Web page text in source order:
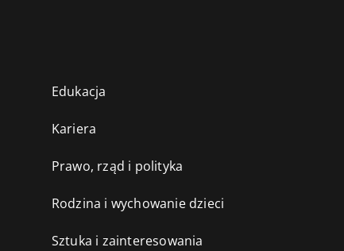
Edukacja
Kariera
Prawo, rząd i polityka
Rodzina i wychowanie dzieci
Sztuka i zainteresowania